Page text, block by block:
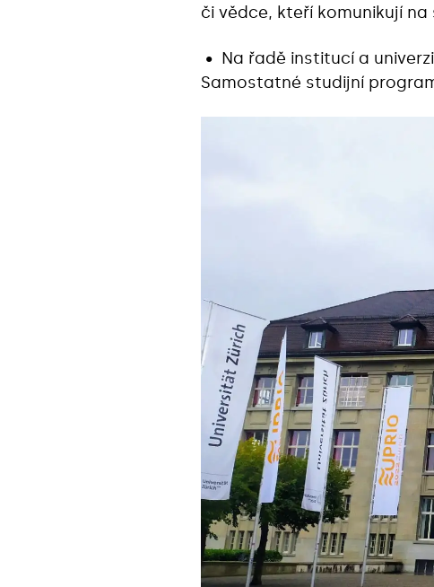
či vědce, kteří komunikují
• Na řadě institucí a
Samostatné studijní